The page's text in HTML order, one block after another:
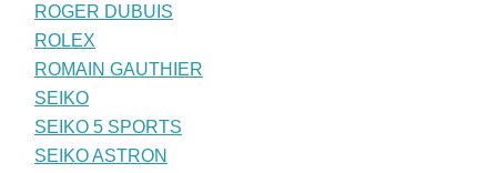
ROGER DUBUIS
ROLEX
ROMAIN GAUTHIER
SEIKO
SEIKO 5 SPORTS
SEIKO ASTRON